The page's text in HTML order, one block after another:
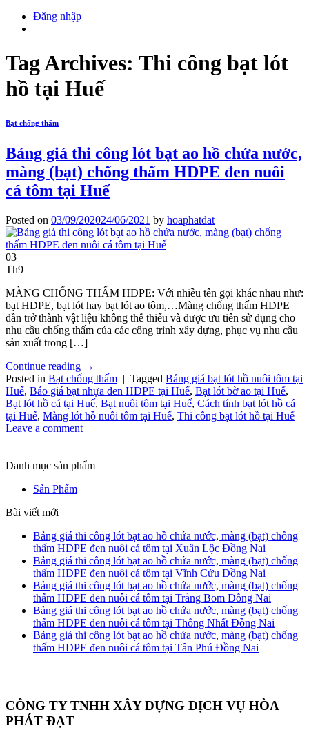
Đăng nhập
Tag Archives: Thi công bạt lót
hồ tại Huế
Bạt chống thấm
Bảng giá thi công lót bạt ao hồ chứa nước,
màng (bạt) chống thấm HDPE đen nuôi
cá tôm tại Huế
Posted on 03/09/202024/06/2021 by hoaphatdat
03
Th9
MÀNG CHỐNG THẤM HDPE: Với nhiều tên gọi khác nhau như:
bạt HDPE, bạt lót hay bạt lót ao tôm,…Màng chống thấm HDPE
dần trở thành vật liệu không thể thiếu và được ưu tiên sử dụng cho
nhu cầu chống thấm của các công trình xây dựng, phục vụ nhu cầu
sản xuất trong […]
Continue reading →
Posted in Bạt chống thấm | Tagged Bảng giá bạt lót hồ nuôi tôm tại
Huế, Báo giá bạt nhựa đen HDPE tại Huế, Bạt lót bờ ao tại Huế,
Bạt lót hồ cá tại Huế, Bạt nuôi tôm tại Huế, Cách tính bạt lót hồ cá
tại Huế, Màng lót hồ nuôi tôm tại Huế, Thi công bạt lót hồ tại Huế
Leave a comment
Danh mục sản phẩm
Sản Phẩm
Bài viết mới
Bảng giá thi công lót bạt ao hồ chứa nước, màng (bạt) chống
thấm HDPE đen nuôi cá tôm tại Xuân Lộc Đồng Nai
Bảng giá thi công lót bạt ao hồ chứa nước, màng (bạt) chống
thấm HDPE đen nuôi cá tôm tại Vĩnh Cửu Đồng Nai
Bảng giá thi công lót bạt ao hồ chứa nước, màng (bạt) chống
thấm HDPE đen nuôi cá tôm tại Trảng Bom Đồng Nai
Bảng giá thi công lót bạt ao hồ chứa nước, màng (bạt) chống
thấm HDPE đen nuôi cá tôm tại Thống Nhất Đồng Nai
Bảng giá thi công lót bạt ao hồ chứa nước, màng (bạt) chống
thấm HDPE đen nuôi cá tôm tại Tân Phú Đồng Nai
CÔNG TY TNHH XÂY DỰNG DỊCH VỤ HÒA
PHÁT ĐẠT